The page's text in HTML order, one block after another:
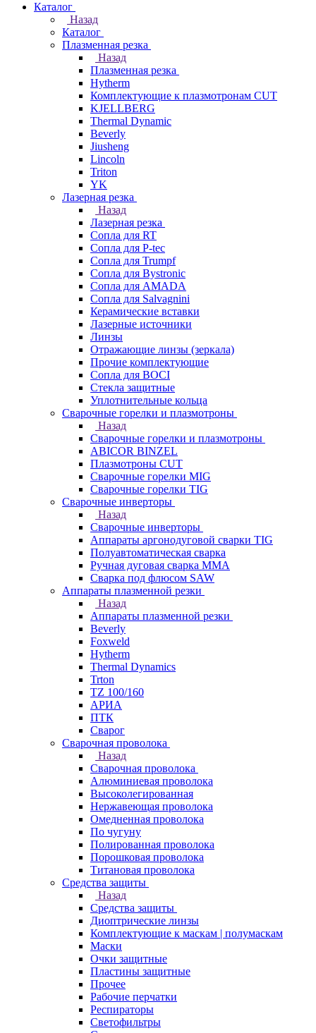
Каталог
Назад
Каталог
Плазменная резка
Назад
Плазменная резка
Hytherm
Комплектующие к плазмотронам CUT
KJELLBERG
Thermal Dynamic
Beverly
Jiusheng
Lincoln
Triton
YK
Лазерная резка
Назад
Лазерная резка
Сопла для RT
Сопла для P-tec
Сопла для Trumpf
Сопла для Bystronic
Сопла для AMADA
Сопла для Salvagnini
Керамические вставки
Лазерные источники
Линзы
Отражающие линзы (зеркала)
Прочие комплектующие
Сопла для BOCI
Стекла защитные
Уплотнительные кольца
Сварочные горелки и плазмотроны
Назад
Сварочные горелки и плазмотроны
ABICOR BINZEL
Плазмотроны CUT
Сварочные горелки MIG
Сварочные горелки TIG
Сварочные инверторы
Назад
Сварочные инверторы
Аппараты аргонодуговой сварки TIG
Полуавтоматическая сварка
Ручная дуговая сварка MMA
Сварка под флюсом SAW
Аппараты плазменной резки
Назад
Аппараты плазменной резки
Beverly
Foxweld
Hytherm
Thermal Dynamics
Trton
TZ 100/160
АРИА
ПТК
Сварог
Сварочная проволока
Назад
Сварочная проволока
Алюминиевая проволока
Высоколегированная
Нержавеющая проволока
Омедненная проволока
По чугуну
Полированная проволока
Порошковая проволока
Титановая проволока
Средства защиты
Назад
Средства защиты
Диоптрические линзы
Комплектующие к маскам | полумаскам
Маски
Очки защитные
Пластины защитные
Прочее
Рабочие перчатки
Респираторы
Светофильтры